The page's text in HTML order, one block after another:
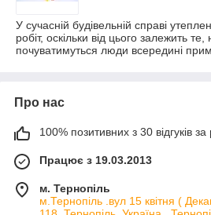
У сучасній будівельній справі
робіт, оскільки від цього залежить
почуватимуться люди всередині
Про нас
100% позитивних з 30 відгуків за
Працює з 19.03.2013
м. Тернопіль
м.Тернопіль .вул 15 квітня (